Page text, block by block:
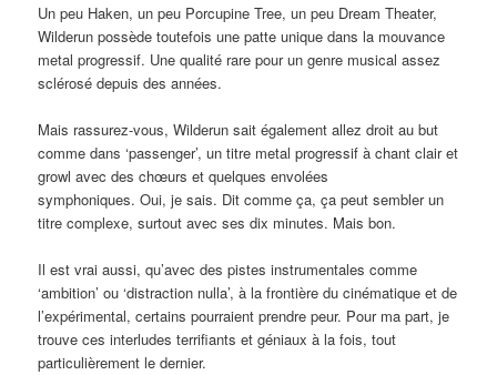
Un peu Haken, un peu Porcupine Tree, un peu Dream Theater,
Wilderun possède toutefois une patte unique dans la mouvance
metal progressif. Une qualité rare pour un genre musical assez
sclérosé depuis des années.
Mais rassurez-vous, Wilderun sait également allez droit au but
comme dans ‘passenger’, un titre metal progressif à chant clair et
growl avec des chœurs et quelques envolées
symphoniques. Oui, je sais. Dit comme ça, ça peut sembler un
titre complexe, surtout avec ses dix minutes. Mais bon.
Il est vrai aussi, qu’avec des pistes instrumentales comme
‘ambition’ ou ‘distraction nulla’, à la frontière du cinématique et de
l’expérimental, certains pourraient prendre peur. Pour ma part, je
trouve ces interludes terrifiants et géniaux à la fois, tout
particulièrement le dernier.